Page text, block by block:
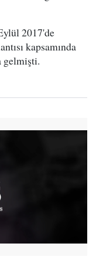
2017'de
kapsamında
gelmişti.